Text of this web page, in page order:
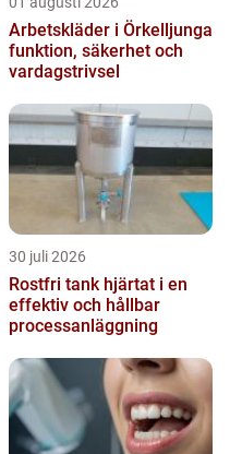
Arbetskläder i Örkelljunga
funktion, säkerhet och
vardagstrivsel
30 juli 2026
Rostfri tank hjärtat i en
effektiv och hållbar
processanläggning